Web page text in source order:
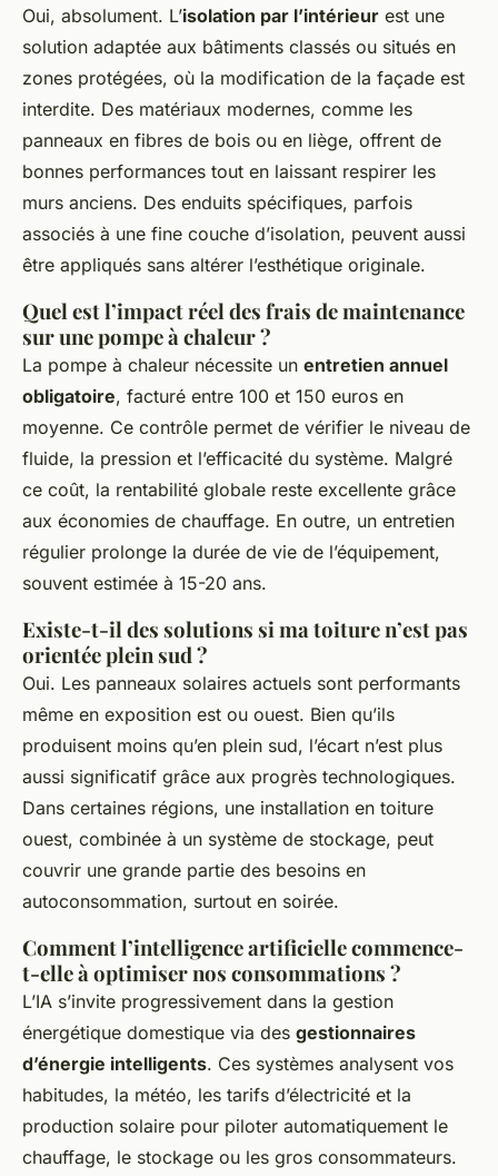
Oui, absolument. L’isolation par l’intérieur est une
solution adaptée aux bâtiments classés ou situés en
zones protégées, où la modification de la façade est
interdite. Des matériaux modernes, comme les
panneaux en fibres de bois ou en liège, offrent de
bonnes performances tout en laissant respirer les
murs anciens. Des enduits spécifiques, parfois
associés à une fine couche d’isolation, peuvent aussi
être appliqués sans altérer l’esthétique originale.
Quel est l’impact réel des frais de maintenance
sur une pompe à chaleur ?
La pompe à chaleur nécessite un entretien annuel
obligatoire, facturé entre 100 et 150 euros en
moyenne. Ce contrôle permet de vérifier le niveau de
fluide, la pression et l’efficacité du système. Malgré
ce coût, la rentabilité globale reste excellente grâce
aux économies de chauffage. En outre, un entretien
régulier prolonge la durée de vie de l’équipement,
souvent estimée à 15-20 ans.
Existe-t-il des solutions si ma toiture n’est pas
orientée plein sud ?
Oui. Les panneaux solaires actuels sont performants
même en exposition est ou ouest. Bien qu’ils
produisent moins qu’en plein sud, l’écart n’est plus
aussi significatif grâce aux progrès technologiques.
Dans certaines régions, une installation en toiture
ouest, combinée à un système de stockage, peut
couvrir une grande partie des besoins en
autoconsommation, surtout en soirée.
Comment l’intelligence artificielle commence-
t-elle à optimiser nos consommations ?
L’IA s’invite progressivement dans la gestion
énergétique domestique via des gestionnaires
d’énergie intelligents. Ces systèmes analysent vos
habitudes, la météo, les tarifs d’électricité et la
production solaire pour piloter automatiquement le
chauffage, le stockage ou les gros consommateurs.